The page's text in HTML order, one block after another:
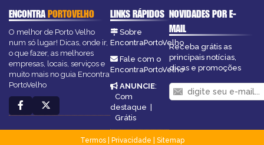
ENCONTRAPORTOVELHO
O melhor de Porto Velho
num só lugar! Dicas, onde ir,
o que fazer, as melhores
empresas, locais, serviços e
muito mais no guia Encontra
PortoVelho
LINKS RÁPIDOS
Sobre
EncontraPortoVelho
Fale com o
EncontraPortoVelho
ANUNCIE:
Com
destaque |
Grátis
NOVIDADES POR E-
MAIL
Receba grátis as
principais notícias,
dicas e promoções
Termos| Privacidade
Sitemap